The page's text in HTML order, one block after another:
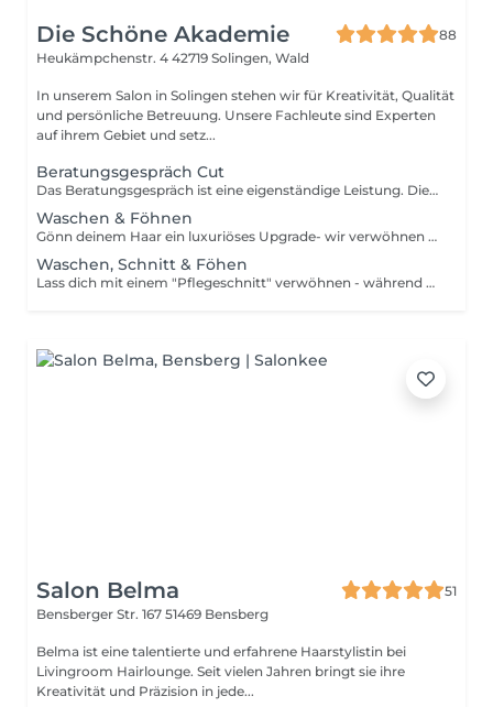
Die Schöne Akademie
88
Heukämpchenstr. 4 42719 Solingen, Wald
In unserem Salon in Solingen stehen wir für Kreativität, Qualität
und persönliche Betreuung. Unsere Fachleute sind Experten
auf ihrem Gebiet und setz...
Beratungsgespräch Cut
Das Beratungsgespräch ist eine eigenständige Leistung. Die kosten hierfür wird nicht angerechnet.
Waschen & Föhnen
Gönn deinem Haar ein luxuriöses Upgrade- wir verwöhnen es mit exlusiven Kérastase-Serien und Perfektionieren einen Look mit einem individuellen Finish. Ob Locken oder sleek- für einen kleinen Aufpreis von 10€- 20€ kreieren wir dein perfektes Finish im Anschluss an deinen Termin.
Waschen, Schnitt & Föhen
Lass dich mit einem "Pflegeschnitt" verwöhnen - während wir schneiden, entfaltet deine Kur ihre volle Wirkung. Sprich uns einfach darauf an. Wunsch- Styling gefällig? Ob Locken oder Sleek- für einen kleinen Aufpreis von 10€- 20€ kreieren wir dein perfektes Finish im Anschluss an deinen Termin.
Salon Belma
51
Bensberger Str. 167 51469 Bensberg
Belma ist eine talentierte und erfahrene Haarstylistin bei
Livingroom Hairlounge. Seit vielen Jahren bringt sie ihre
Kreativität und Präzision in jede...